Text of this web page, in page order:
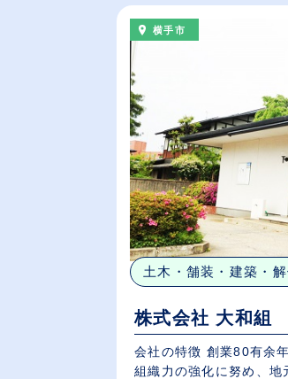
横手市
土木・舗装・建築・
株式会社 大和組
会社の特徴 創業80有余
組織力の強化に努め、地